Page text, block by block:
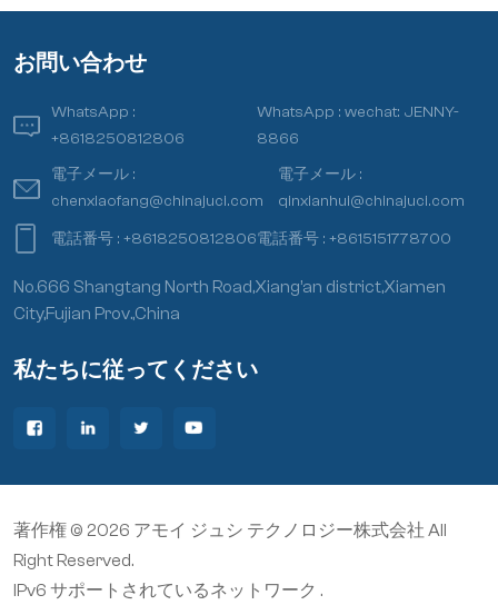
お問い合わせ
WhatsApp :
+8618250812806
WhatsApp :wechat: JENNY-
8866
電子メール :
chenxiaofang@chinajuci.com
電子メール :
qinxianhui@chinajuci.com
電話番号 :+8618250812806電話番号 :+8615151778700
No.666 Shangtang North Road,Xiang’an district,Xiamen
City,Fujian Prov.,China
私たちに従ってください
著作権 © 2026 アモイ ジュシ テクノロジー株式会社 All
Right Reserved.
IPv6 サポートされているネットワーク .